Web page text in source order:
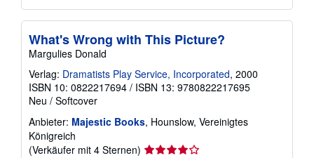
What's Wrong with This Picture?
Margulies Donald
Verlag: Dramatists Play Service, Incorporated, 2000
ISBN 10: 0822217694 / ISBN 13: 9780822217695
Neu / Softcover
Anbieter: Majestic Books, Hounslow, Vereinigtes
Königreich
(Verkäufer mit 4 Sternen) Verkäuferbewertung